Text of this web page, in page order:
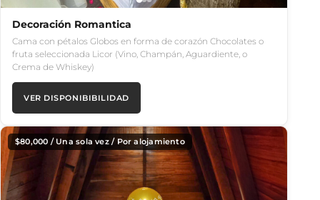
Decoración Romantica
Cama con pétalos Globos en forma de corazón Chocolates o
fruta seleccionada Licor (Vino, Champán, Aguardiente, o
Crema de Whiskey)
VER DISPONIBIBILIDAD
$80,000 / Una sola vez / Por alojamiento